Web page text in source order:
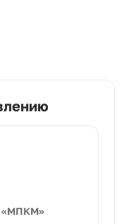
«МПКМ»